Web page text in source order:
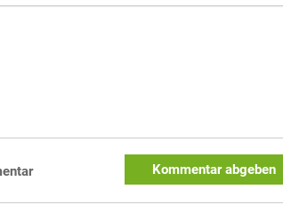
Kommentar abgeben